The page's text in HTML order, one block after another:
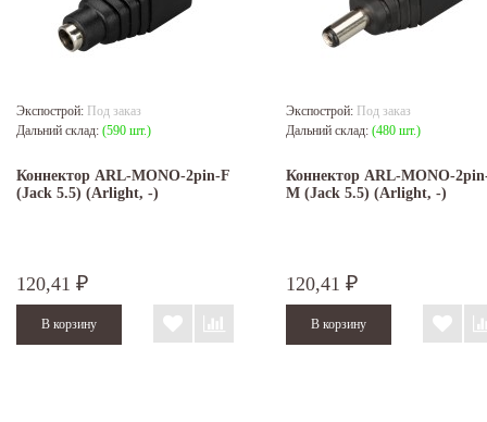
Экспострой: Под заказ
Дальний склад: (590 шт.)
Коннектор ARL-MONO-2pin-F
(Jack 5.5) (Arlight, -)
120,41 ₽
Экспострой: Под заказ
Дальний склад: (480 шт.)
Коннектор ARL-MONO-
M (Jack 5.5) (Arlight, -)
120,41 ₽